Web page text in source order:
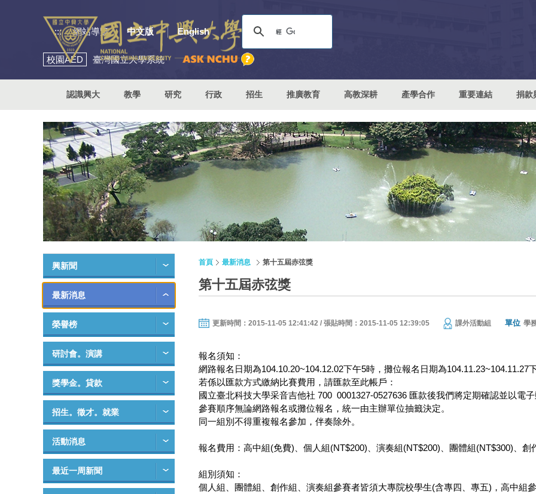
::: 網站導覽 中文版 English
校園AED 臺灣國立大學系統
認識興大 教學 研究 行政 招生 推廣教育 高教深耕 產學合作 重要連結 捐款
興新聞
最新消息
榮譽榜
研討會。演講
獎學金。貸款
招生。徵才。就業
活動消息
最近一周新聞
首頁 最新消息 第十五屆赤弦獎
第十五屆赤弦獎
更新時間：2015-11-05 12:41:42 / 張貼時間：2015-11-05 12:39:05 課外活動組 單位 學
報名須知：
網路報名日期為104.10.20~104.12.02下午5時，攤位報名日期為104.11.23~104.11.27
若係以匯款方式繳納比賽費用，請匯款至此帳戶：
國立臺北科技大學采音吉他社 700 0001327-0527636 匯款後我們將定期確認並以電
參賽順序無論網路報名或攤位報名，統一由主辦單位抽籤決定。
同一組別不得重複報名參加，伴奏除外。
報名費用：高中組(免費)、個人組(NT$200)、演奏組(NT$200)、團體組(NT$300)、創
組別須知：
個人組、團體組、創作組、演奏組參賽者皆須大專院校學生(含專四、專五)，高中組